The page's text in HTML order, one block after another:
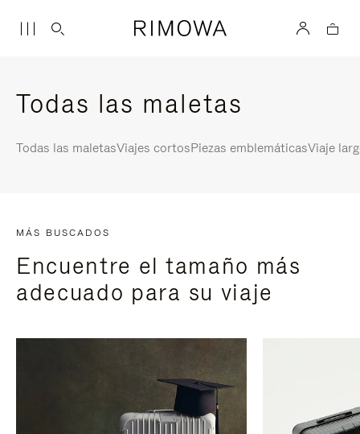
Todas las maletas
Todas las maletasViajes cortosPiezas emblemáticasViaje
MÁS BUSCADOS
Encuentre el tamaño más
adecuado para su viaje